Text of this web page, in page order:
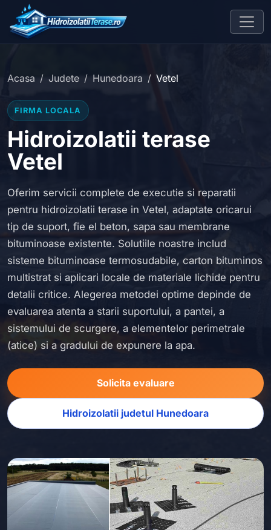
Acasa Judete Hunedoara Vetel
FIRMA LOCALA
Hidroizolatii terase
Vetel
Oferim servicii complete de executie si reparatii
pentru hidroizolatii terase in Vetel, adaptate oricarui
tip de suport, fie el beton, sapa sau membrane
bituminoase existente. Solutiile noastre includ
sisteme bituminoase termosudabile, carton bituminos
multistrat si aplicari locale de materiale lichide pentru
detalii critice. Alegerea metodei optime depinde de
evaluarea atenta a starii suportului, a pantei, a
sistemului de scurgere, a elementelor perimetrale
(atice) si a gradului de expunere la apa.
Solicita evaluare
Hidroizolatii judetul Hunedoara